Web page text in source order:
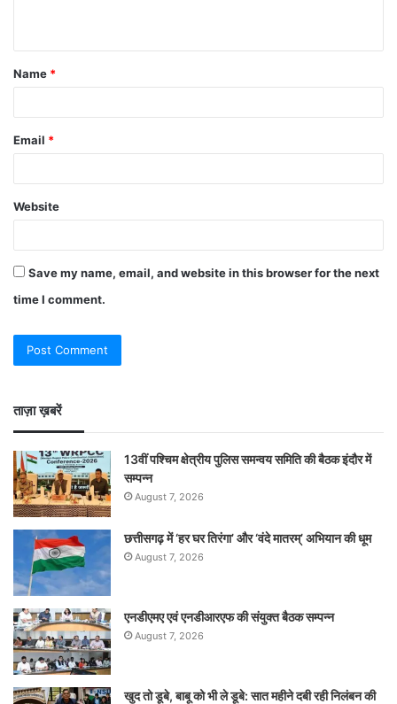
Name *
Email *
Website
Save my name, email, and website in this browser for the next
time I comment.
ताज़ा ख़बरें
13वीं पश्चिम क्षेत्रीय पुलिस समन्वय समिति की बैठक इंदौर में
सम्पन्न
August 7, 2026
छत्तीसगढ़ में ‘हर घर तिरंगा’ और ‘वंदे मातरम्’ अभियान की धूम
August 7, 2026
एनडीएमए एवं एनडीआरएफ की संयुक्त बैठक सम्पन्न
August 7, 2026
खुद तो डूबे, बाबू को भी ले डूबे: सात महीने दबी रही निलंबन की